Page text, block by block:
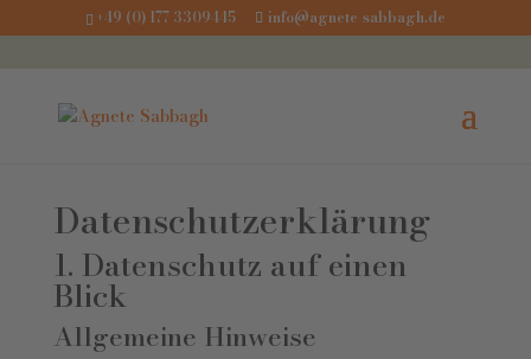
+49 (0) 177 3309445 info@agnete-sabbagh.de
Datenschutz­erklärung
1. Datenschutz auf einen
Blick
Allgemeine Hinweise